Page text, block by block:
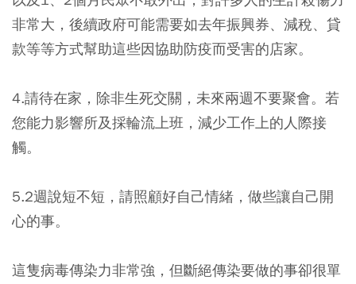
非常大，後續政府可能需要如去年振興券、減稅、貸
款等等方式幫助這些因協助防疫而受害的店家。
4.請待在家，除非生死交關，未來兩週不要聚會。若
您能力影響所及採輪流上班，減少工作上的人際接
觸。
5.2週說短不短，請照顧好自己情緒，做些讓自己開
心的事。
這隻病毒傳染力非常強，但斷絕傳染要做的事卻很單